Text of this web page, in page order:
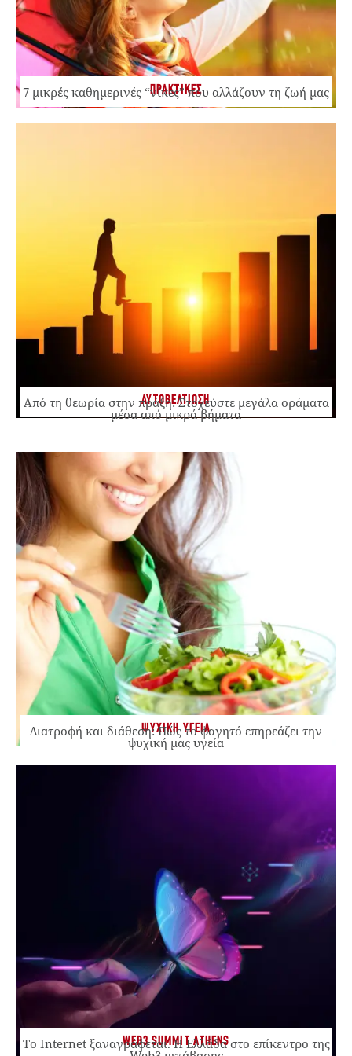
ΠΡΑΚΤΙΚΕΣ
7 μικρές καθημερινές “νίκες” που αλλάζουν τη ζωή μας
ΑΥΤΟΒΕΛΤΙΩΣΗ
Από τη θεωρία στην πράξη: Στοχεύστε μεγάλα οράματα
μέσα από μικρά βήματα
ΨΥΧΙΚΗ ΥΓΕΙΑ
Διατροφή και διάθεση: Πώς το φαγητό επηρεάζει την
ψυχική μας υγεία
WEB3 SUMMIT ATHENS
Το Internet ξαναγράφεται. Η Ελλάδα στο επίκεντρο της